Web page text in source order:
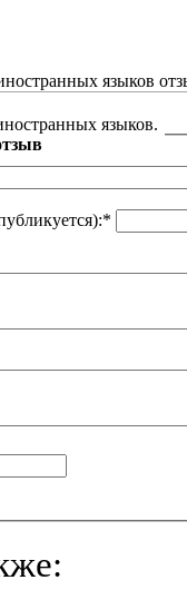
языков.
*